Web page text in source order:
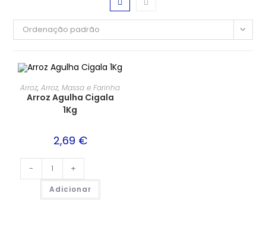
Ordenação padrão
Arroz,Arroz, Massa e Farinha
Arroz Agulha Cigala
1Kg
2,69 €
- +
Adicionar